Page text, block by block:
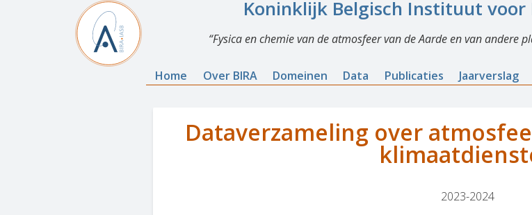
Koninklijk Belgisch Instituut voor
Fysica en chemie van de atmosfeer van de Aarde en van andere
Home Over BIRA Domeinen Data Publicaties Jaarverslag
Dataverzameling over
2023-2024